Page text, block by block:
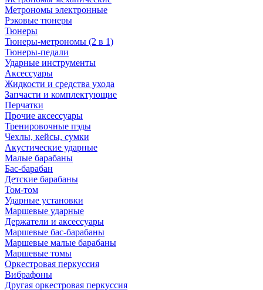
Метрономы электронные
Рэковые тюнеры
Тюнеры
Тюнеры-метрономы (2 в 1)
Тюнеры-педали
Ударные инструменты
Аксессуары
Жидкости и средства ухода
Запчасти и комплектующие
Перчатки
Прочие аксессуары
Тренировочные пэды
Чехлы, кейсы, сумки
Акустические ударные
Mалые барабаны
Бас-барабан
Детские барабаны
Том-том
Ударные установки
Маршевые ударные
Держатели и аксессуары
Маршевые бас-барабаны
Маршевые малые барабаны
Маршевые томы
Оркестровая перкуссия
Вибрафоны
Другая оркестровая перкуссия